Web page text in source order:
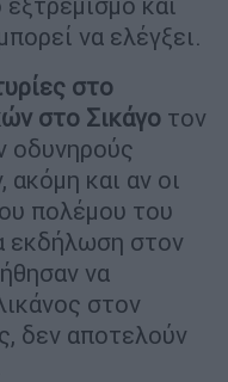
να ελέγξει.
στο
στο Σικάγο τον
οδυνηρούς
και αν οι
πολέμου του
εκδήλωση στον
να
στον
δεν αποτελούν